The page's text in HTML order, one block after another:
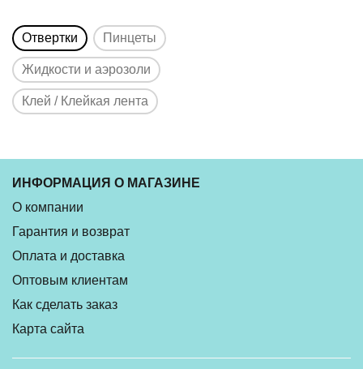
Отвертки Пинцеты
Жидкости и аэрозоли
Клей / Клейкая лента
ИНФОРМАЦИЯ О МАГАЗИНЕ
О компании
Гарантия и возврат
Оплата и доставка
Оптовым клиентам
Как сделать заказ
Карта сайта